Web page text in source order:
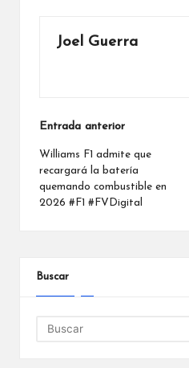
Joel Guerra
Navegación
de
entradas
Entrada anterior
Williams F1 admite que
recargará la batería
quemando combustible en
2026 #F1 #FVDigital
Buscar